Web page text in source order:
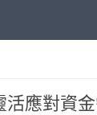
活應對資